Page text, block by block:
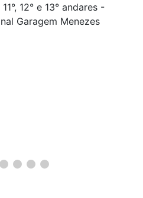
12° e 13° andares -
Garagem Menezes